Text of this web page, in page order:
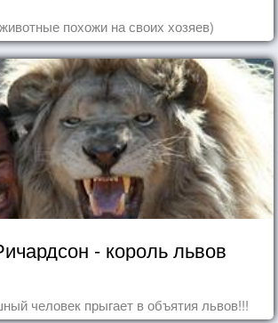
похожи на своих хозяев)
- король львов
человек прыгает в объятия львов!!!